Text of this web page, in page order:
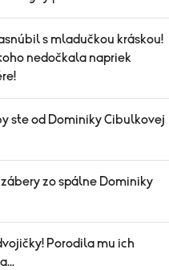
s mladučkou kráskou!
nedočkala napriek
ste od Dominiky Cibulkovej
zábery zo spálne Dominiky
Porodila mu ich